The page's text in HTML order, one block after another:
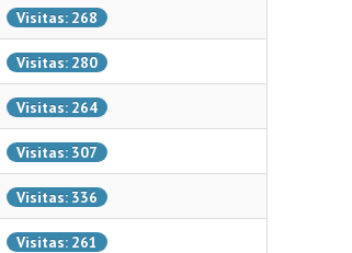
Visitas: 268
Visitas: 280
Visitas: 264
Visitas: 307
Visitas: 336
Visitas: 261